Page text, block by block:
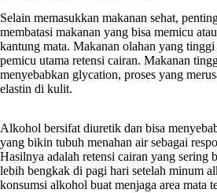
Selain memasukkan makanan sehat,
membatasi makanan yang bisa memicu
kantung mata. Makanan olahan yang tinggi
pemicu utama retensi cairan. Makanan
menyebabkan glycation, proses yang
elastin di kulit.
Alkohol bersifat diuretik dan bisa
yang bikin tubuh menahan air sebagai
Hasilnya adalah retensi cairan yang sering
lebih bengkak di pagi hari setelah minum
konsumsi alkohol buat menjaga area mata